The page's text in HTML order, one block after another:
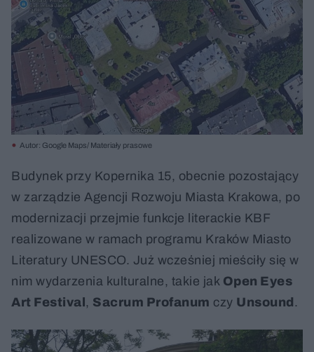
Autor: Google Maps/ Materiały prasowe
Budynek przy Kopernika 15, obecnie pozostający
w zarządzie Agencji Rozwoju Miasta Krakowa, po
modernizacji przejmie funkcje literackie KBF
realizowane w ramach programu Kraków Miasto
Literatury UNESCO. Już wcześniej mieściły się w
nim wydarzenia kulturalne, takie jak Open Eyes
Art Festival , Sacrum Profanum czy Unsound .